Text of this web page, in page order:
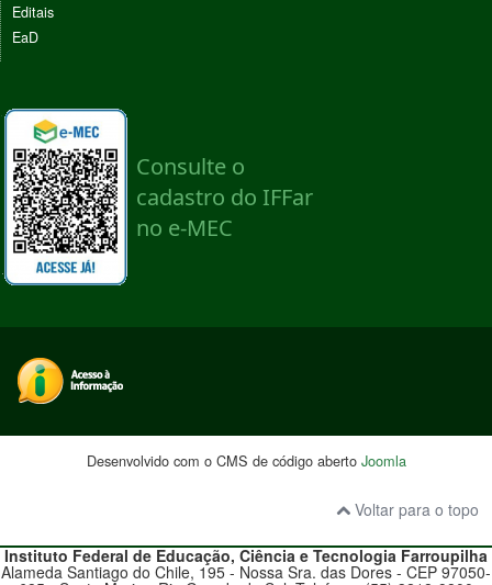
Editais
EaD
Desenvolvido com o CMS de código aberto Joomla
Voltar para o topo
Instituto Federal de Educação, Ciência e TecnologiaFarroupilha
Alameda Santiago do Chile, 195 - Nossa Sra. das Dores - CEP 97050-